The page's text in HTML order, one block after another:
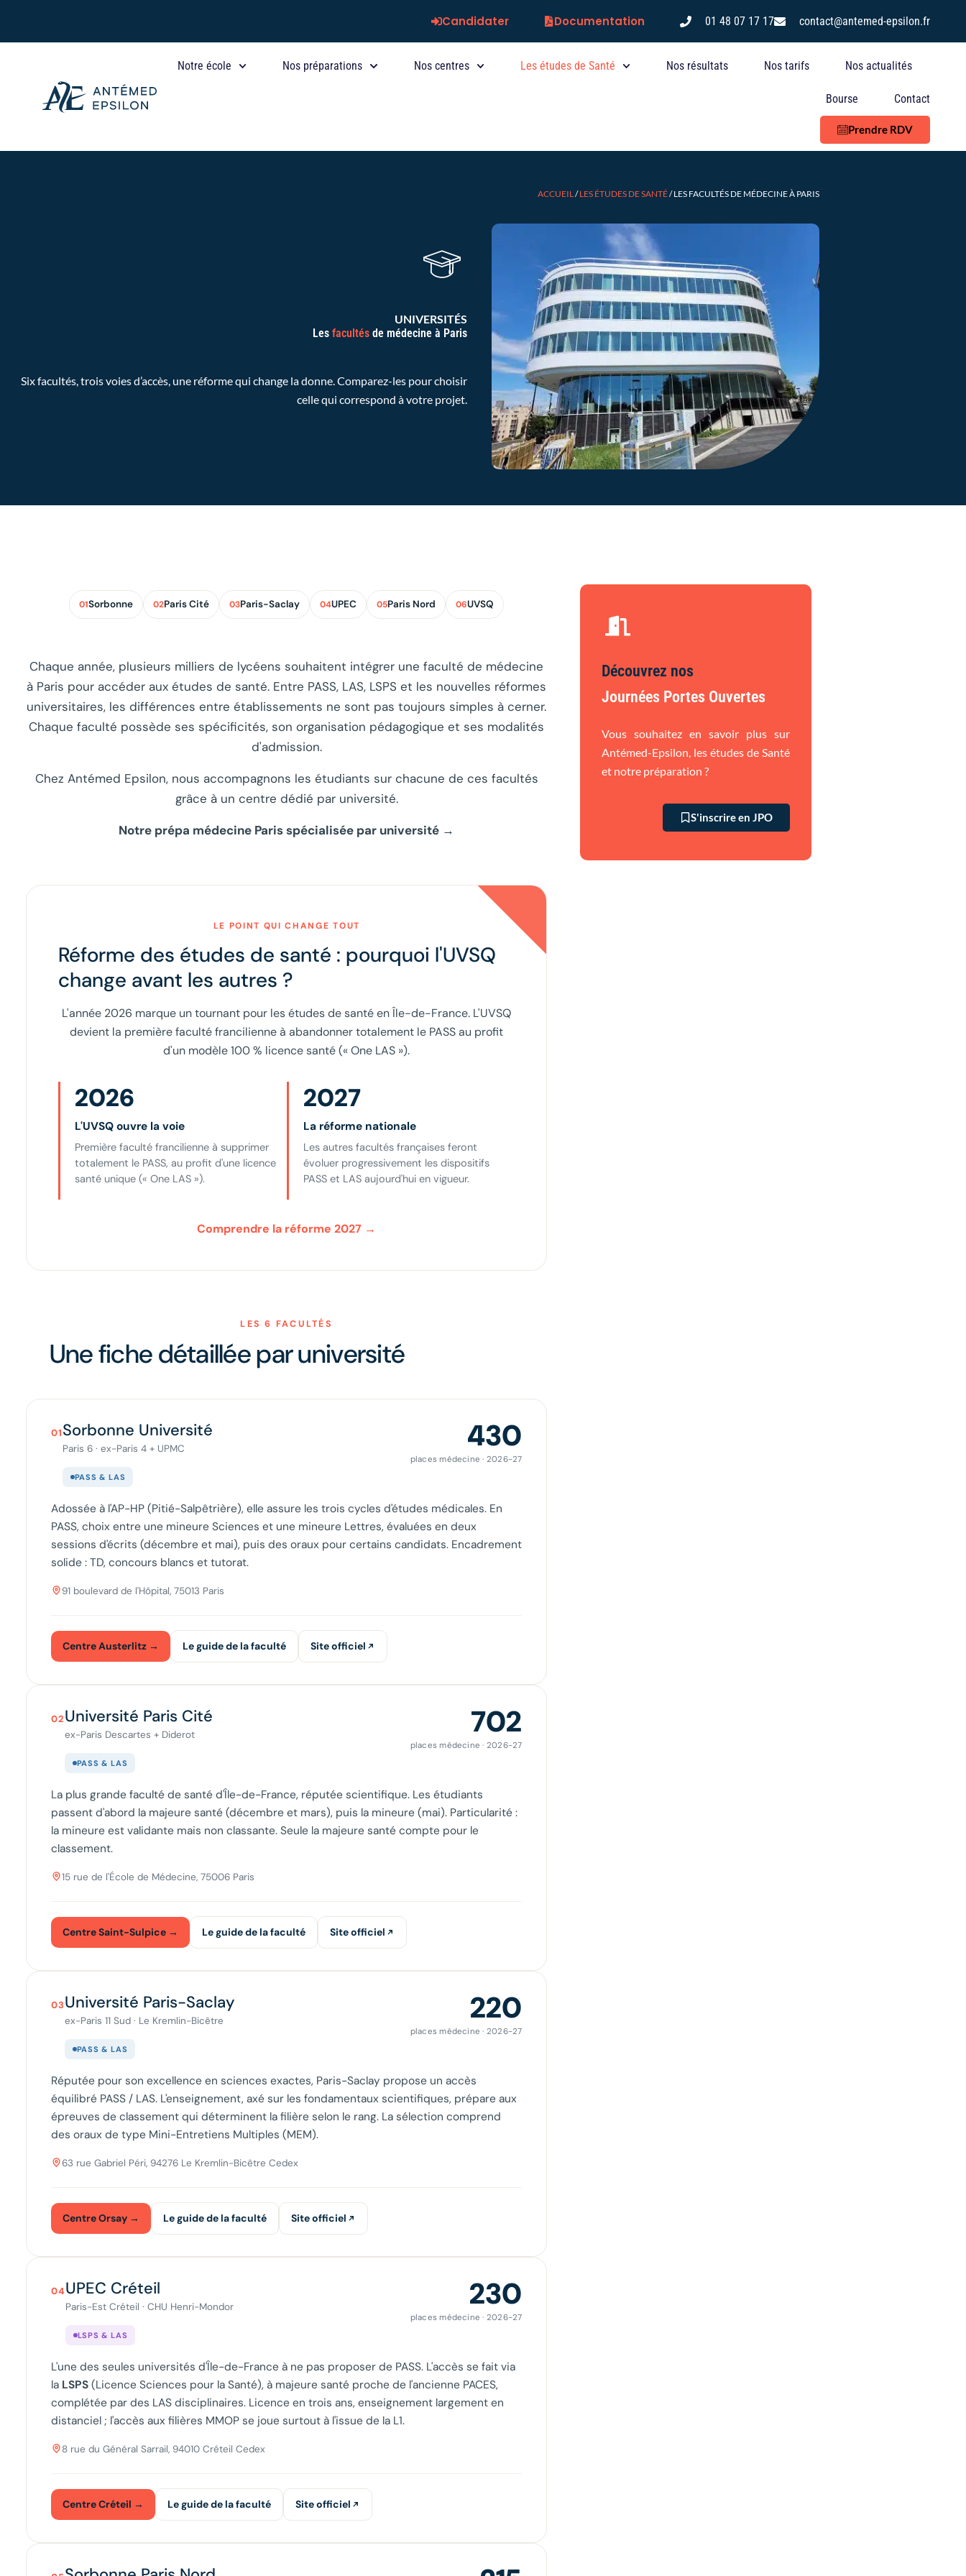
contenu
Candidater Documentation 01 48 07 17 17 contact@antemed-epsilon.fr
Notre école Nos préparations Nos centres Les études de Santé Nos résultats Nos tarifs Nos actualités
Bourse Contact
Prendre RDV
UNIVERSITÉS
Les facultésde médecine à Paris
Six facultés, trois voies d’accès, une réforme qui change la donne. Comparez-les pour choisir
celle qui correspond à votre projet.
ACCUEIL/LES ÉTUDES DE SANTÉ/LES FACULTÉS DE MÉDECINE À PARIS
01Sorbonne 02Paris Cité 03Paris-Saclay 04UPEC 05Paris Nord 06UVSQ
Chaque année, plusieurs milliers de lycéens souhaitent intégrer une faculté de médecine
à Paris pour accéder aux études de santé. Entre PASS, LAS, LSPS et les nouvelles réformes
universitaires, les différences entre établissements ne sont pas toujours simples à cerner.
Chaque faculté possède ses spécificités, son organisation pédagogique et ses modalités
d'admission.
Chez Antémed Epsilon, nous accompagnons les étudiants sur chacune de ces facultés
grâce à un centre dédié par université.
Notre prépa médecine Paris spécialisée par université →
LE POINT QUI CHANGE TOUT
Réforme des études de santé : pourquoi l'UVSQ
change avant les autres ?
L'année 2026 marque un tournant pour les études de santé en Île-de-France. L'UVSQ
devient la première faculté francilienne à abandonner totalement le PASS au profit
d'un modèle 100 % licence santé (« One LAS »).
2026
L'UVSQ ouvre la voie
Première faculté francilienne à supprimer
totalement le PASS, au profit d'une licence
santé unique (« One LAS »).
2027
La réforme nationale
Les autres facultés françaises feront
évoluer progressivement les dispositifs
PASS et LAS aujourd'hui en vigueur.
Comprendre la réforme 2027 →
LES 6 FACULTÉS
Une fiche détaillée par université
01Sorbonne Université
Paris 6 · ex-Paris 4 + UPMC
PASS & LAS
430
places médecine · 2026-27
Adossée à l'AP-HP (Pitié-Salpêtrière), elle assure les trois cycles d'études médicales. En
PASS, choix entre une mineure Sciences et une mineure Lettres, évaluées en deux
sessions d'écrits (décembre et mai), puis des oraux pour certains candidats. Encadrement
solide : TD, concours blancs et tutorat.
91 boulevard de l'Hôpital, 75013 Paris
Centre Austerlitz → Le guide de la faculté Site officiel
02Université Paris Cité
ex-Paris Descartes + Diderot
PASS & LAS
702
places médecine · 2026-27
La plus grande faculté de santé d'Île-de-France, réputée scientifique. Les étudiants
passent d'abord la majeure santé (décembre et mars), puis la mineure (mai). Particularité :
la mineure est validante mais non classante. Seule la majeure santé compte pour le
classement.
15 rue de l'École de Médecine, 75006 Paris
Centre Saint-Sulpice → Le guide de la faculté Site officiel
03Université Paris-Saclay
ex-Paris 11 Sud · Le Kremlin-Bicêtre
PASS & LAS
220
places médecine · 2026-27
Réputée pour son excellence en sciences exactes, Paris-Saclay propose un accès
équilibré PASS / LAS. L'enseignement, axé sur les fondamentaux scientifiques, prépare aux
épreuves de classement qui déterminent la filière selon le rang. La sélection comprend
des oraux de type Mini-Entretiens Multiples (MEM).
63 rue Gabriel Péri, 94276 Le Kremlin-Bicêtre Cedex
Centre Orsay → Le guide de la faculté Site officiel
04UPEC Créteil
Paris-Est Créteil · CHU Henri-Mondor
LSPS & LAS
230
places médecine · 2026-27
L'une des seules universités d'Île-de-France à ne pas proposer de PASS. L'accès se fait via
la LSPS (Licence Sciences pour la Santé), à majeure santé proche de l'ancienne PACES,
complétée par des LAS disciplinaires. Licence en trois ans, enseignement largement en
distanciel ; l'accès aux filières MMOP se joue surtout à l'issue de la L1.
8 rue du Général Sarrail, 94010 Créteil Cedex
Centre Créteil → Le guide de la faculté Site officiel
Découvrez nos
Journées Portes Ouvertes
Vous souhaitez en savoir plus sur
Antémed-Epsilon, les études de Santé
et notre préparation ?
S'inscrire en JPO